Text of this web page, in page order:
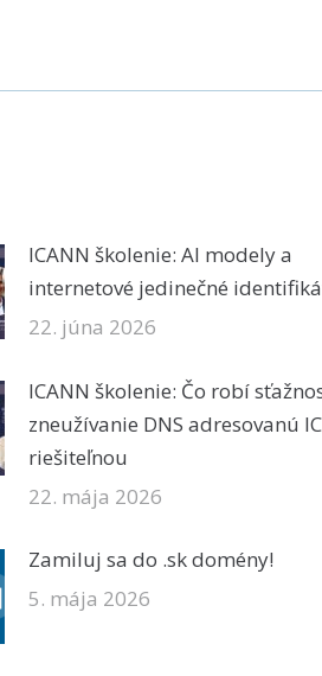
ICANN školenie: AI modely a
internetové jedinečné
22. júna 2026
ICANN školenie: Čo robí
zneužívanie DNS adresovanú
riešiteľnou
22. mája 2026
Zamiluj sa do .sk domény!
5. mája 2026